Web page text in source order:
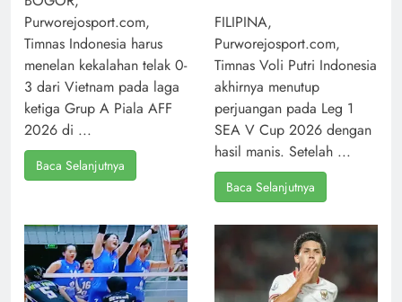
Purworejosport.com,
Timnas Indonesia harus
menelan kekalahan telak 0-
3 dari Vietnam pada laga
ketiga Grup A Piala AFF
2026 di ...
Baca Selanjutnya
FILIPINA,
Purworejosport.com,
Timnas Voli Putri Indonesia
akhirnya menutup
perjuangan pada Leg 1
SEA V Cup 2026 dengan
hasil manis. Setelah ...
Baca Selanjutnya